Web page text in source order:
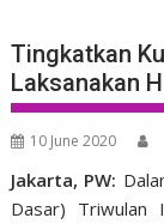
Tingkatkan
Laksanakan
10 June 2020
Jakarta, PW:
Dasar) Triwulan